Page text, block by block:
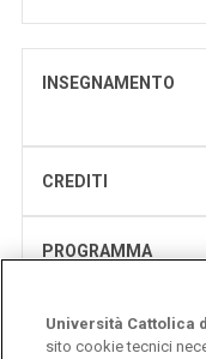
INSEGNAMENTO
CREDITI
PROGRAMMA
INSEGNAMENTO
Università Cattolica
sito cookie tecnici